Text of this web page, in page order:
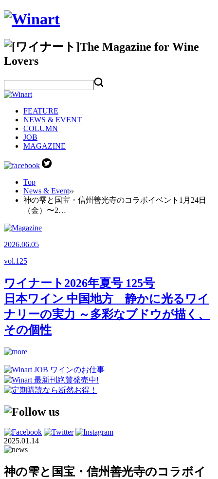
FEATURE
NEWS & EVENT
COLUMN
JOB
MAGAZINE
Top
News & Event
神の雫と国宝・信州善光寺のコラボイベント1月24日
（金）〜2…
2026.06.05
vol.125
ワイナート2026年夏号 125号
日本ワイン 中国地方 静かに光るワイ
ナリーの実力 ～多彩なブドウが描く、
その個性
2025.01.14
神の雫と国宝・信州善光寺のコラボイ